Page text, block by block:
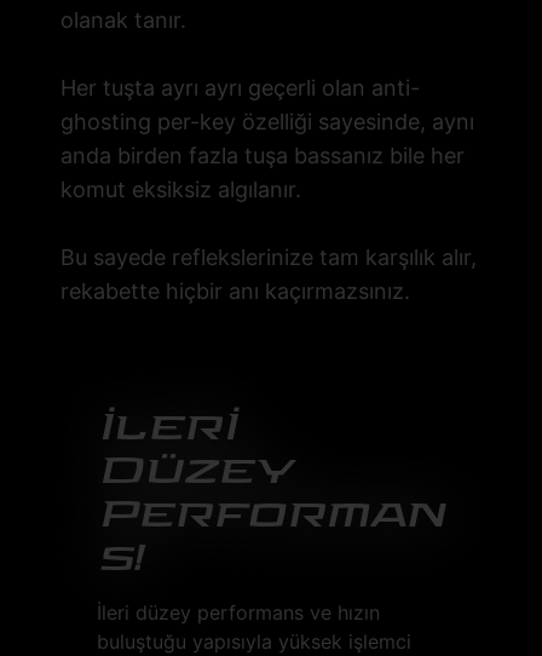
olanak tanır.
Her tuşta ayrı ayrı geçerli olan anti-
ghosting per-key özelliği sayesinde, aynı
anda birden fazla tuşa bassanız bile her
komut eksiksiz algılanır.
Bu sayede reflekslerinize tam karşılık alır,
rekabette hiçbir anı kaçırmazsınız.
İlerİ
Düzey
Performan
s!
İleri düzey performans ve hızın
buluştuğu yapısıyla yüksek işlemci